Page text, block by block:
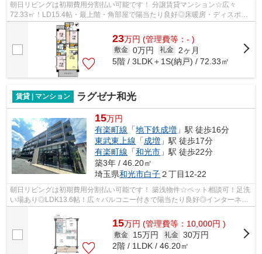
朝日リビングは初期費用分割払い可能です！ 分譲賃貸マンション☆広々
72.33㎡！LD15.4帖・最上階・角部屋で陽当たり良好◎床暖房・ディスポー
ザーなど設備充実◎ピアノ相談可・３ＬＤＫ＋...
23万円 (管理費等：- )
敷金 0万円 礼金
2ヶ月
5階 / 3LDK＋1S(納戸) / 72.33㎡
賃貸 | マンション ラグゼナ和光
15万円
有楽町線 「地下鉄成増 」駅 徒歩16分
東武東上線 「成増 」駅 徒歩17分
有楽町線 「和光市 」駅 徒歩22分
築3年 / 46.20㎡
埼玉県和光市白子２丁目12-22
朝日リビングは初期費用分割払い可能です！ 築浅物件☆ペット相談可！足洗
い場あり◎LDK13.6帖！広々バルコニー付きで陽当たり良好◎インターネッ
ト無料！エアコン・シューズボックス・安...
15万円 (管理費等：10,000円 )
敷金 15万円 礼金 30万円
2階 / 1LDK / 46.20㎡